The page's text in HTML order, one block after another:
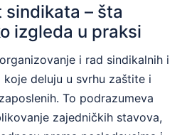
– šta
izgleda u praksi
i rad sindikalnih i
deluju u svrhu zaštite i
To podrazumeva
zajedničkih stavova,